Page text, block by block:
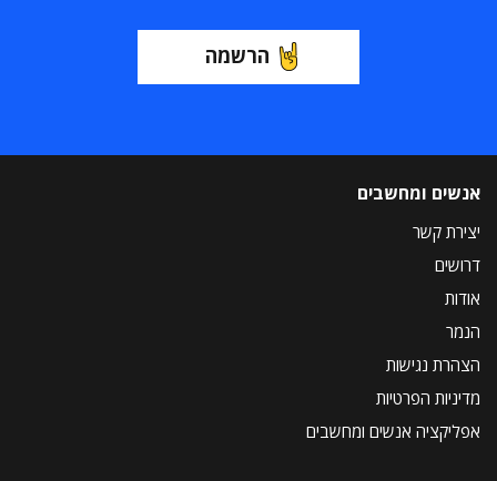
הרשמה
אנשים ומחשבים
יצירת קשר
דרושים
אודות
הנמר
הצהרת נגישות
מדיניות הפרטיות
אפליקציה אנשים ומחשבים